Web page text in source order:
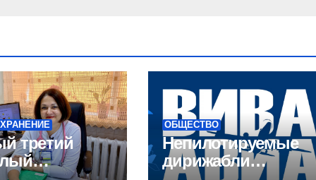
третий
ОБЩЕСТВО
Непилотируемые
дирижабли